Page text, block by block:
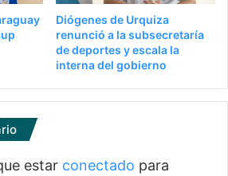
Diógenes de Urquiza
renunció a la subsecretaría
de deportes y escala la
interna del gobierno
estar conectado para